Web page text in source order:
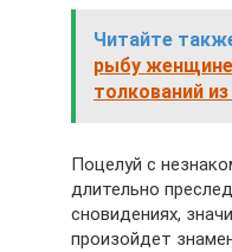
Читайте
рыбу
толкований
Поцелуй с
длительно
сновидениях,
произойдет